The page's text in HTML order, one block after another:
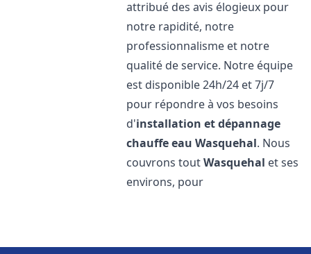
attribué des avis élogieux pour
notre rapidité, notre
professionnalisme et notre
qualité de service. Notre équipe
est disponible 24h/24 et 7j/7
pour répondre à vos besoins
d'installation et dépannage
chauffe eau Wasquehal. Nous
couvrons toutWasquehal et ses
environs, pour